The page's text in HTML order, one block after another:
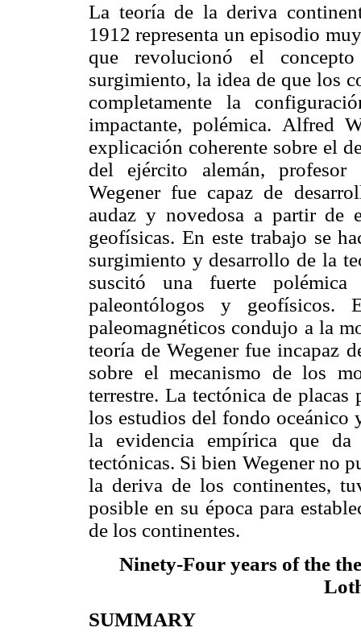
La teoría de la deriva
1912 representa un episodio
que revolucionó el
surgimiento, la idea de que los
completamente la
impactante, polémica. Alfred
explicación coherente sobre el
del ejército alemán,
Wegener fue capaz de
audaz y novedosa a partir de
geofísicas. En este trabajo se
surgimiento y desarrollo de la
suscitó una fuerte polémica
paleontólogos y geofísicos.
paleomagnéticos condujo a la
teoría de Wegener fue incapaz
sobre el mecanismo de los
terrestre. La tectónica de
los estudios del fondo oceánico
la evidencia empírica que
tectónicas. Si bien Wegener no
la deriva de los continentes,
posible en su época para
de los continentes.
Ninety-Four years of the
SUMMARY